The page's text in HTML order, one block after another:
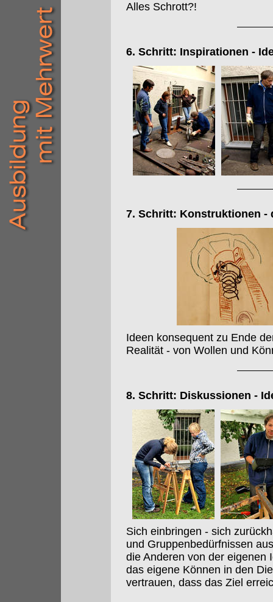
Alles Schrott?!
6. Schritt: Inspirationen -
7. Schritt: Konstruktionen -
Ideen konsequent zu Ende
Realität - von Wollen und
8. Schritt: Diskussionen -
Sich einbringen - sich
und Gruppenbedürfnissen
die Anderen von der eigenen
das eigene Können in den
vertrauen, dass das Ziel